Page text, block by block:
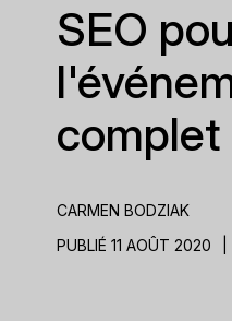
SEO
complet
CARMEN BODZIAK
PUBLIÉ 11 AOÛT 2020